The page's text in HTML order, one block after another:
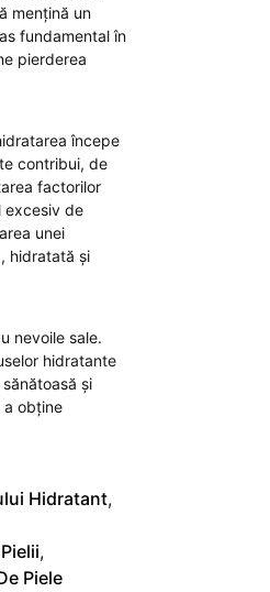
mențină un
fundamental în
pierderea
începe
contribui, de
factorilor
excesiv de
unei
hidratată și
nevoile sale.
hidratante
și
a obține
Hidratant,
,
Piele